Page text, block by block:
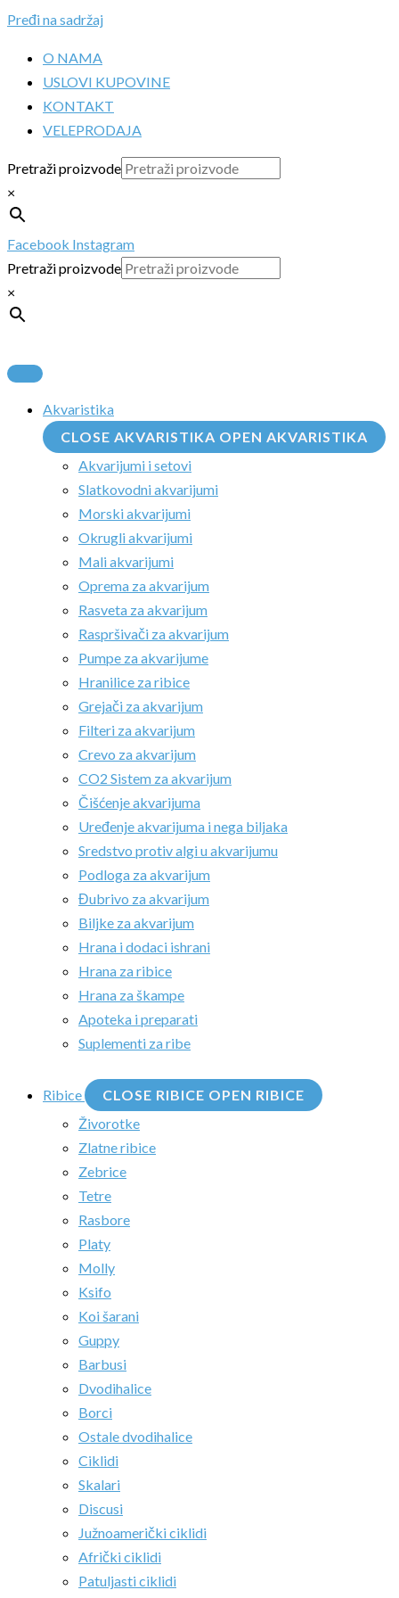
Pređi na sadržaj
O NAMA
USLOVI KUPOVINE
KONTAKT
VELEPRODAJA
Pretraži proizvode
×
Facebook Instagram
Pretraži proizvode
×
Akvaristika
CLOSE AKVARISTIKA OPEN AKVARISTIKA
Akvarijumi i setovi
Slatkovodni akvarijumi
Morski akvarijumi
Okrugli akvarijumi
Mali akvarijumi
Oprema za akvarijum
Rasveta za akvarijum
Raspršivači za akvarijum
Pumpe za akvarijume
Hranilice za ribice
Grejači za akvarijum
Filteri za akvarijum
Crevo za akvarijum
CO2 Sistem za akvarijum
Čišćenje akvarijuma
Uređenje akvarijuma i nega biljaka
Sredstvo protiv algi u akvarijumu
Podloga za akvarijum
Đubrivo za akvarijum
Biljke za akvarijum
Hrana i dodaci ishrani
Hrana za ribice
Hrana za škampe
Apoteka i preparati
Suplementi za ribe
Ribice CLOSE RIBICE OPEN RIBICE
Živorotke
Zlatne ribice
Zebrice
Tetre
Rasbore
Platy
Molly
Ksifo
Koi šarani
Guppy
Barbusi
Dvodihalice
Borci
Ostale dvodihalice
Ciklidi
Skalari
Discusi
Južnoamerički ciklidi
Afrički ciklidi
Patuljasti ciklidi